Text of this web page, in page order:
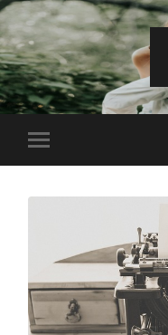
Toggle
mobile